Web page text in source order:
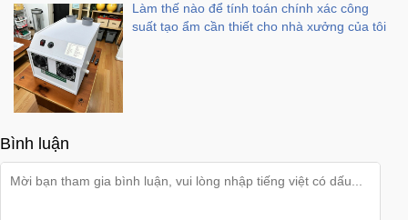
Làm thế nào để tính toán chính xác công
suất tạo ẩm cần thiết cho nhà xưởng của tôi
Bình luận